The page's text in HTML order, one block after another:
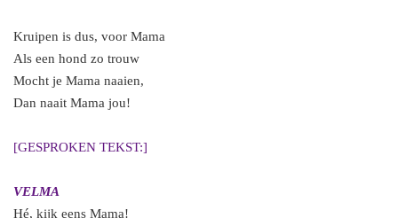
Kruipen is dus, voor Mama
Als een hond zo trouw
Mocht je Mama naaien,
Dan naait Mama jou!
[GESPROKEN TEKST:]
VELMA
Hé, kijk eens Mama!